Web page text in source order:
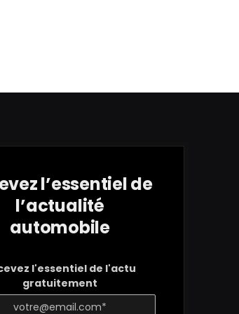
l’essentiel de
l’actualité
automobile
l'essentiel de l'actu
gratuitement